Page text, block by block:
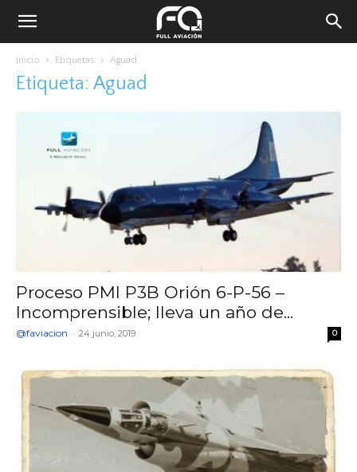
Inicio Etiquetas Aguad
Etiqueta: Aguad
Proceso PMI P3B Orión 6-P-56 –
Incomprensible; lleva un año de...
@faviacion - 24 junio, 2019 0